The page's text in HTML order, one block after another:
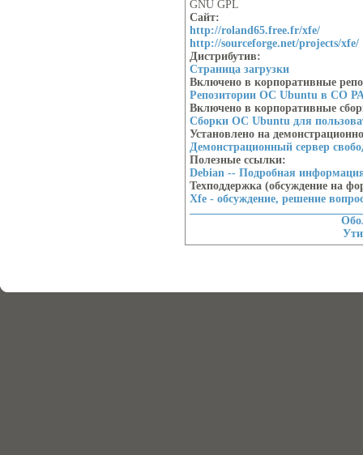
GNU GPL
Сайт:
http://roland65.free.fr/xfe/
http://sourceforge.net/projects/xfe/
Дистрибутив:
Страница загрузки
Включено в корпоративные
Репозитории ОС Ubuntu в СО
Включено в корпоративные
Сборки ОС Ubuntu для
Установлено на
Демонстрационный сервер
Полезные ссылки:
Debian -- Подробная
Техподдержка (обсуждение на
Xfe - обсуждение, решение